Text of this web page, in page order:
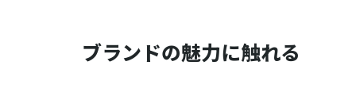
ブランドの魅力に触れる